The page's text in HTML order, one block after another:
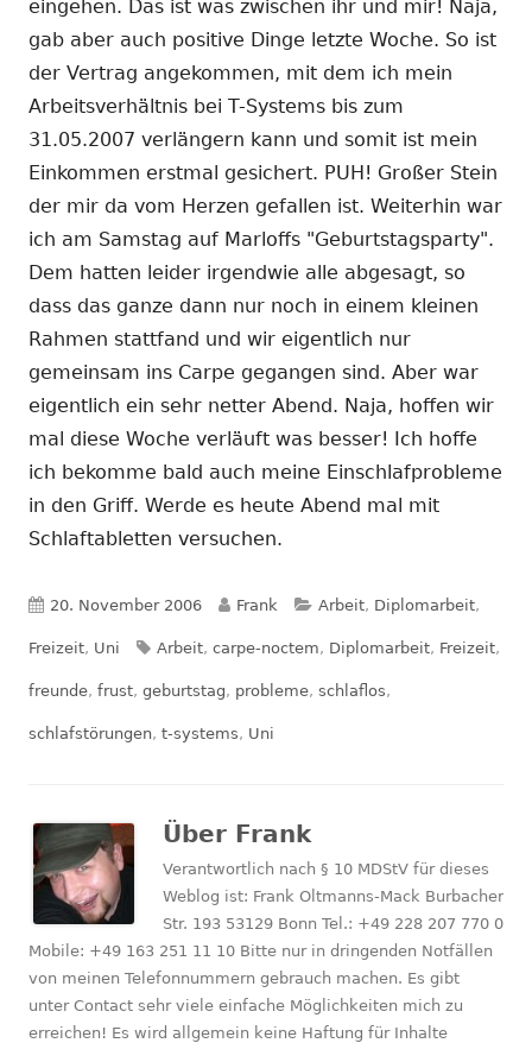
eingehen. Das ist was zwischen ihr und mir! Naja,
gab aber auch positive Dinge letzte Woche. So ist
der Vertrag angekommen, mit dem ich mein
Arbeitsverhältnis bei T-Systems bis zum
31.05.2007 verlängern kann und somit ist mein
Einkommen erstmal gesichert. PUH! Großer Stein
der mir da vom Herzen gefallen ist. Weiterhin war
ich am Samstag auf Marloffs "Geburtstagsparty".
Dem hatten leider irgendwie alle abgesagt, so
dass das ganze dann nur noch in einem kleinen
Rahmen stattfand und wir eigentlich nur
gemeinsam ins Carpe gegangen sind. Aber war
eigentlich ein sehr netter Abend. Naja, hoffen wir
mal diese Woche verläuft was besser! Ich hoffe
ich bekomme bald auch meine Einschlafprobleme
in den Griff. Werde es heute Abend mal mit
Schlaftabletten versuchen.
Veröffentlicht
am
20. November 2006 Autor
Frank Kategorien
Arbeit, Diplomarbeit,
Freizeit, Uni Schlagwörter
Arbeit, carpe-noctem, Diplomarbeit, Freizeit,
freunde, frust, geburtstag, probleme, schlaflos,
schlafstörungen, t-systems, Uni
Über Frank
Verantwortlich nach § 10 MDStV für dieses
Weblog ist: Frank Oltmanns-Mack Burbacher
Str. 193 53129 Bonn Tel.: +49 228 207 770 0
Mobile: +49 163 251 11 10 Bitte nur in dringenden Notfällen
von meinen Telefonnummern gebrauch machen. Es gibt
unter Contact sehr viele einfache Möglichkeiten mich zu
erreichen! Es wird allgemein keine Haftung für Inhalte